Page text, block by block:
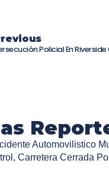
Automovilistico
, Carretera Cerrada